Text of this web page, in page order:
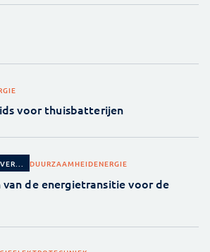
voor thuisbatterijen
DUURZAAMHEIDENERGIE
van de energietransitie voor de